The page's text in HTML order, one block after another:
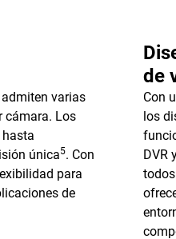
varias
cámara. Los
única5. Con
para
de
de
Con
los
DVR